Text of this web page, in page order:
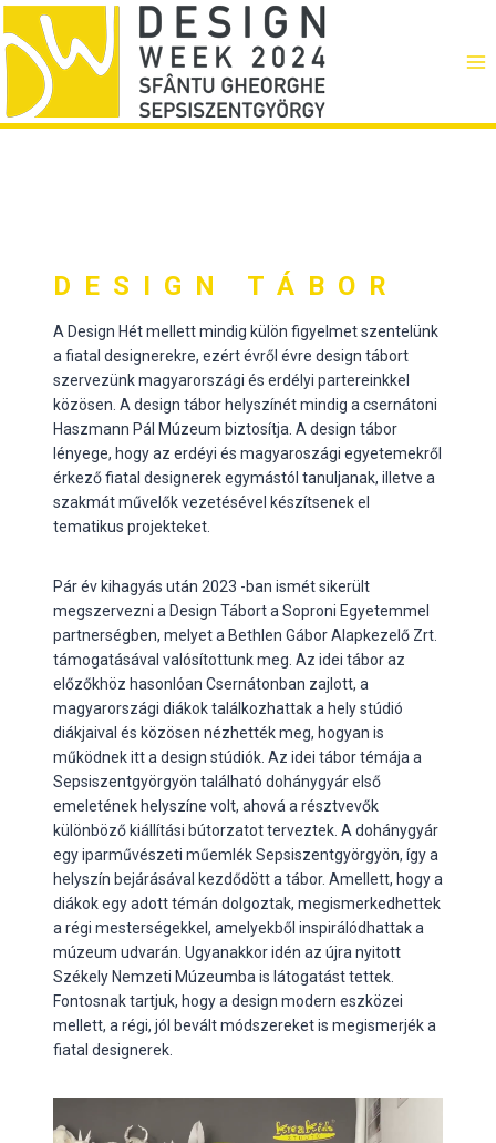
Skip
to
content
DESIGN TÁBOR
A Design Hét mellett mindig külön figyelmet szentelünk
a fiatal designerekre, ezért évről évre design tábort
szervezünk magyarországi és erdélyi partereinkkel
közösen. A design tábor helyszínét mindig a csernátoni
Haszmann Pál Múzeum biztosítja. A design tábor
lényege, hogy az erdéyi és magyaroszági egyetemekről
érkező fiatal designerek egymástól tanuljanak, illetve a
szakmát művelők vezetésével készítsenek el
tematikus projekteket.
Pár év kihagyás után 2023 -ban ismét sikerült
megszervezni a Design Tábort a Soproni Egyetemmel
partnerségben, melyet a Bethlen Gábor Alapkezelő Zrt.
támogatásával valósítottunk meg. Az idei tábor az
előzőkhöz hasonlóan Csernátonban zajlott, a
magyarországi diákok találkozhattak a hely stúdió
diákjaival és közösen nézhették meg, hogyan is
működnek itt a design stúdiók. Az idei tábor témája a
Sepsiszentgyörgyön található dohánygyár első
emeletének helyszíne volt, ahová a résztvevők
különböző kiállítási bútorzatot terveztek. A dohánygyár
egy iparművészeti műemlék Sepsiszentgyörgyön, így a
helyszín bejárásával kezdődött a tábor. Amellett, hogy a
diákok egy adott témán dolgoztak, megismerkedhettek
a régi mesterségekkel, amelyekből inspirálódhattak a
múzeum udvarán. Ugyanakkor idén az újra nyitott
Székely Nemzeti Múzeumba is látogatást tettek.
Fontosnak tartjuk, hogy a design modern eszközei
mellett, a régi, jól bevált módszereket is megismerjék a
fiatal designerek.